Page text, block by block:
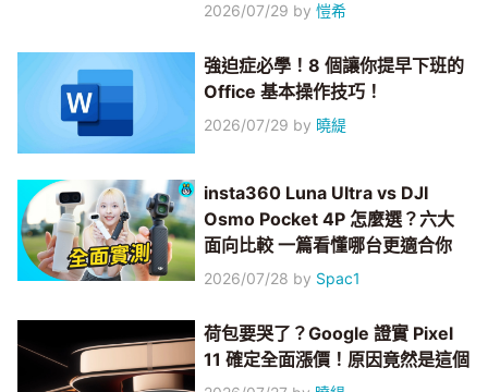
2026/07/29 by愷希
強迫症必學！8 個讓你提早下班的
Office 基本操作技巧！
2026/07/29 by 曉緹
insta360 Luna Ultra vs DJI
Osmo Pocket 4P 怎麼選？六大
面向比較 一篇看懂哪台更適合你
2026/07/28 by Spac1
荷包要哭了？Google 證實 Pixel
11 確定全面漲價！原因竟然是這個